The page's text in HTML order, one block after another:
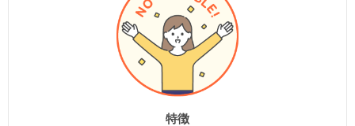
特徴